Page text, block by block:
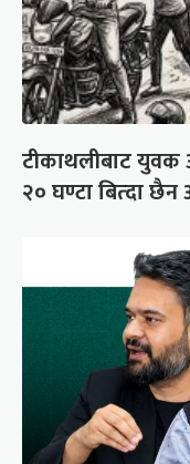
टीकाथलीबाट युवक
२० घण्टा बित्दा छैन